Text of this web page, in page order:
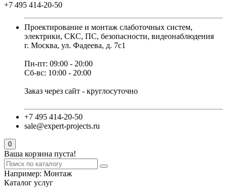
+7 495 414-20-50
Проектирование и монтаж слаботочных систем,
электрики, СКС, ПС, безопасности, видеонаблюдения
г. Москва, ул. Фадеева, д. 7с1
Пн-пт: 09:00 - 20:00
Сб-вс: 10:00 - 20:00
Заказ через сайт - круглосуточно
+7 495 414-20-50
sale@expert-projects.ru
0
Ваша корзина пуста!
Например: Монтаж
Каталог услуг